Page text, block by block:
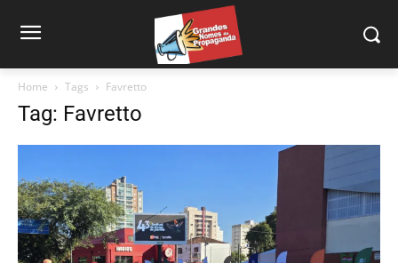
Home Tags Favretto
Tag: Favretto